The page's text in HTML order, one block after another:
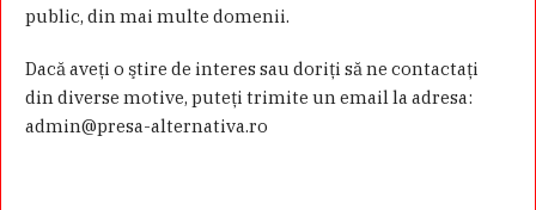
public, din mai multe domenii.
Dacă aveţi o ştire de interes sau doriţi să ne contactaţi
din diverse motive, puteţi trimite un email la adresa:
admin@presa-alternativa.ro